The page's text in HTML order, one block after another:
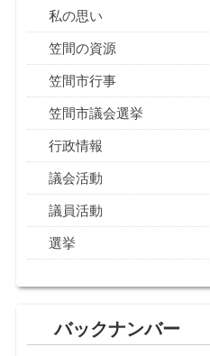
私の思い
笠間の資源
笠間市行事
笠間市議会選挙
行政情報
議会活動
議員活動
選挙
バックナンバー